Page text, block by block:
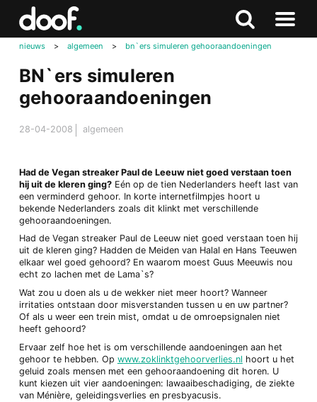
Zoeken
Naar
nieuws > algemeen > bn`ers simuleren gehooraandoeningen
BN`ers simuleren
gehooraandoeningen
28-04-2008 algemeen
Had de Vegan streaker Paul de Leeuw niet goed verstaan toen
hij uit de kleren ging?Eén op de tien Nederlanders heeft last van
een verminderd gehoor. In korte internetfilmpjes hoort u
bekende Nederlanders zoals dit klinkt met verschillende
gehooraandoeningen.
Had de Vegan streaker Paul de Leeuw niet goed verstaan toen hij
uit de kleren ging? Hadden de Meiden van Halal en Hans Teeuwen
elkaar wel goed gehoord? En waarom moest Guus Meeuwis nou
echt zo lachen met de Lama`s?
Wat zou u doen als u de wekker niet meer hoort? Wanneer
irritaties ontstaan door misverstanden tussen u en uw partner?
Of als u weer een trein mist, omdat u de omroepsignalen niet
heeft gehoord?
Ervaar zelf hoe het is om verschillende aandoeningen aan het
gehoor te hebben. Op www.zoklinktgehoorverlies.nl hoort u het
geluid zoals mensen met een gehooraandoening dit horen. U
kunt kiezen uit vier aandoeningen: lawaaibeschadiging, de ziekte
van Ménière, geleidingsverlies en presbyacusis.
Doof.nl
Zoeken
naar